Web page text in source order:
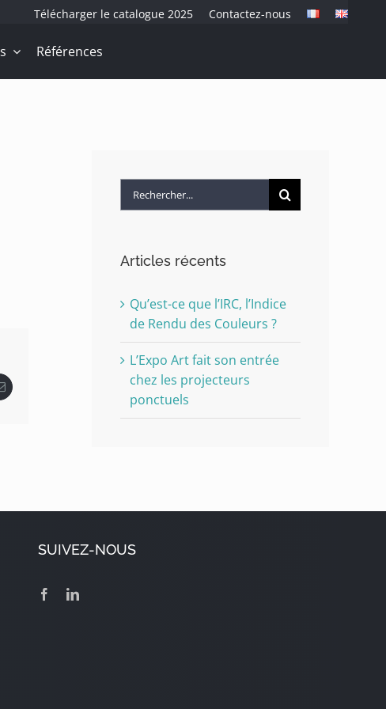
Télécharger le catalogue 2025 Contactez-nous
Références
Rechercher:
Articles récents
Qu’est-ce que l’IRC, l’Indice
de Rendu des Couleurs ?
L’Expo Art fait son entrée
chez les projecteurs
ponctuels
SUIVEZ-NOUS